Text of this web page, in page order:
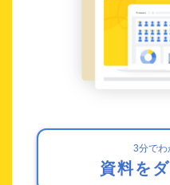
3分で
資料を